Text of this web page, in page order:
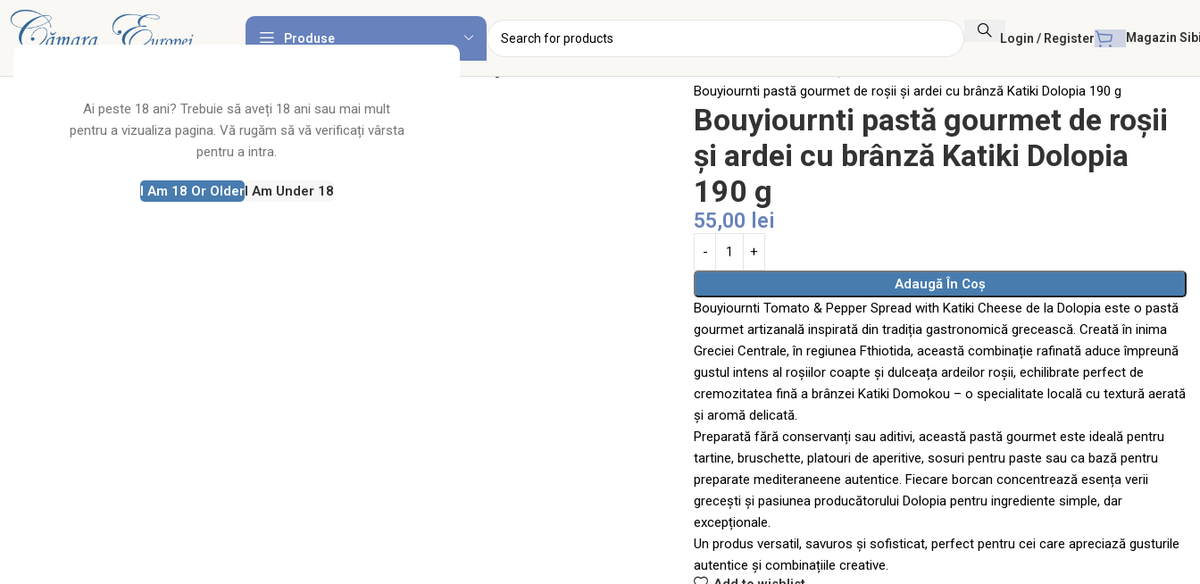
Ai peste 18 ani? Trebuie să aveți 18 ani sau mai mult
pentru a vizualiza pagina. Vă rugăm să vă verificați vârsta
pentru a intra.
I Am 18 Or OlderI Am Under 18
Produse Login / Register Magazin
Click to enlarge
Bouyiournti pastă gourmet de roșii și ardei cu brânză Katiki Dolopia 190 g
Bouyiournti pastă gourmet de roșii
și ardei cu brânză Katiki Dolopia
190 g
55,00 lei
Adaugă În Coș
Bouyiournti Tomato & Pepper Spread with Katiki Cheese de la Dolopia este o pastă
gourmet artizanală inspirată din tradiția gastronomică grecească. Creată în inima
Greciei Centrale, în regiunea Fthiotida, această combinație rafinată aduce împreună
gustul intens al roșiilor coapte și dulceața ardeilor roșii, echilibrate perfect de
cremozitatea fină a brânzei Katiki Domokou – o specialitate locală cu textură aerată
și aromă delicată.
Preparată fără conservanți sau aditivi, această pastă gourmet este ideală pentru
tartine, bruschette, platouri de aperitive, sosuri pentru paste sau ca bază pentru
preparate mediteraneene autentice. Fiecare borcan concentrează esența verii
grecești și pasiunea producătorului Dolopia pentru ingrediente simple, dar
excepționale.
Un produs versatil, savuros și sofisticat, perfect pentru cei care apreciază gusturile
autentice și combinațiile creative.